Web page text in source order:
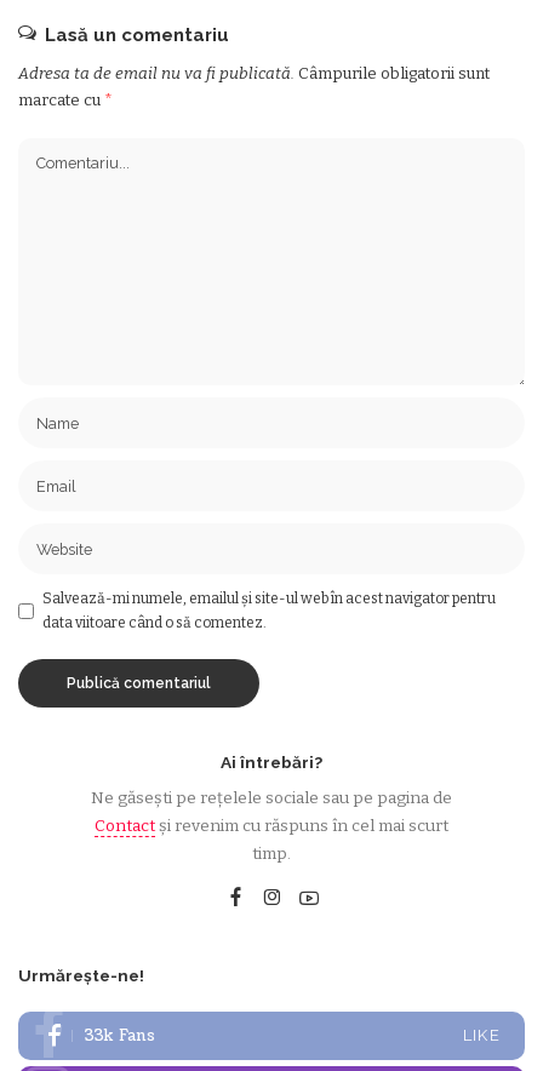
Lasă un comentariu
Adresa ta de email nu va fi publicată. Câmpurile obligatorii sunt
marcate cu *
Salvează-mi numele, emailul și site-ul web în acest navigator pentru
data viitoare când o să comentez.
Ai întrebări?
Ne găsești pe rețelele sociale sau pe pagina de
Contactși revenim cu răspuns în cel mai scurt
timp.
Urmărește-ne!
33k Fans LIKE